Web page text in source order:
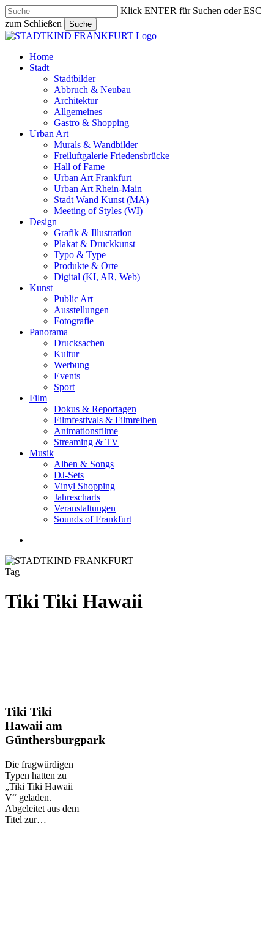
Skip
to
main
content
Klick ENTER für Suchen oder ESC
zum Schließen
Suche
Close
search
Menu
Home
Stadt
Stadtbilder
Abbruch & Neubau
Architektur
Allgemeines
Gastro & Shopping
Urban Art
Murals & Wandbilder
Freiluftgalerie Friedensbrücke
Hall of Fame
Urban Art Frankfurt
Urban Art Rhein-Main
Stadt Wand Kunst (MA)
Meeting of Styles (WI)
Design
Grafik & Illustration
Plakat & Druckkunst
Typo & Type
Produkte & Orte
Digital (KI, AR, Web)
Kunst
Public Art
Ausstellungen
Fotografie
Panorama
Drucksachen
Kultur
Werbung
Events
Sport
Film
Dokus & Reportagen
Filmfestivals & Filmreihen
Animationsfilme
Streaming & TV
Musik
Alben & Songs
DJ-Sets
Vinyl Shopping
Jahrescharts
Veranstaltungen
Sounds of Frankfurt
Tag
Tiki Tiki Hawaii
Tiki
Tiki
Hawaii
am
Tiki Tiki
Hawaii am
Günthersburgpark
Die fragwürdigen
Typen hatten zu
„Tiki Tiki Hawaii
V“ geladen.
Abgeleitet aus dem
Titel zur…